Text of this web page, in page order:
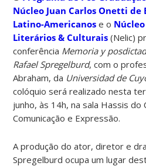
Núcleo Juan Carlos Onetti de
Latino-Americanos e o
Literários & Culturais (Nelic)
conferência Memoria y
Rafael Spregelburd, com o
Abraham, da Universidad de
colóquio será realizado nesta
junho, às 14h, na sala Hassis do
Comunicação e Expressão.
A produção do ator, diretor e
Spregelburd ocupa um lugar